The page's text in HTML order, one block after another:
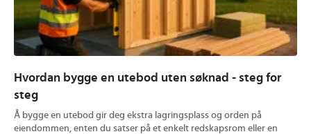
Hvordan bygge en utebod uten søknad - steg for
steg
Å bygge en utebod gir deg ekstra lagringsplass og orden på
eiendommen, enten du satser på et enkelt redskapsrom eller en